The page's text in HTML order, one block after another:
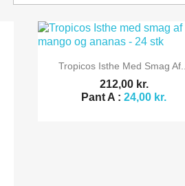
 Vis her
Tropicos Isthe Med Smag Af...
212,00 kr.
Pant A :24,00 kr.